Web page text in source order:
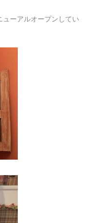
ーアルオープンしてい